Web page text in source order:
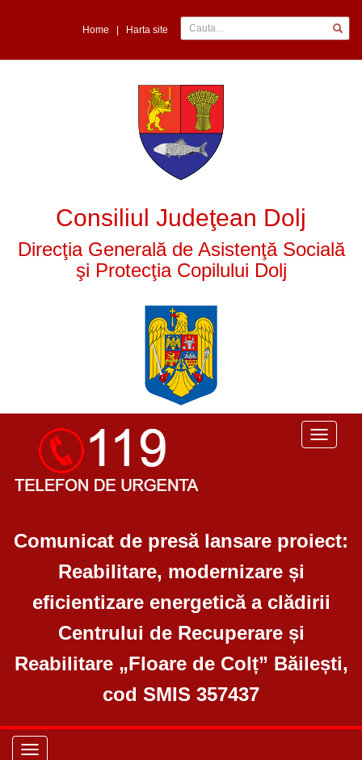
Home Harta site
Consiliul Judeţean Dolj
Direcţia Generală de Asistenţă Socială
şi Protecţia Copilului Dolj
Toggle
Comunicat de presă lansare proiect:
Reabilitare, modernizare și
eficientizare energetică a clădirii
Centrului de Recuperare și
Reabilitare „Floare de Colț” Băilești,
cod SMIS 357437
Toggle